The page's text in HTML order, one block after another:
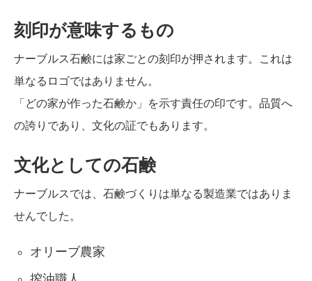
刻印が意味するもの
ナーブルス石鹸には家ごとの刻印が押されます。これは
単なるロゴではありません。
「どの家が作った石鹸か」を示す責任の印です。品質へ
の誇りであり、文化の証でもあります。
文化としての石鹸
ナーブルスでは、石鹸づくりは単なる製造業ではありま
せんでした。
オリーブ農家